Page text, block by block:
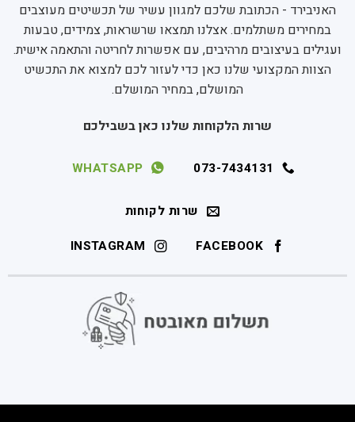
האניבירד - הכתובת שלכם למגוון עשיר של תכשיטים מעוצבים
במחירים משתלמים. אצלנו תמצאו שרשראות, צמידים, טבעות
ועגילים בעיצובים מרהיבים, עם אפשרות לחריטה והתאמה אישית.
הצוות המקצועי שלנו כאן כדי לעזור לכם למצוא את התכשיט
המושלם, במחיר המושלם.
שרות הלקוחות שלנו כאן בשבילכם
073-7434131
WHATSAPP
שרות לקוחות
FACEBOOK
INSTAGRAM